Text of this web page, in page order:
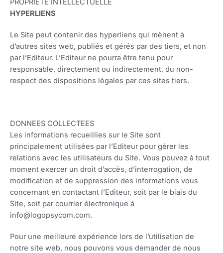
PROPRIETE INTELLECTUELLE
HYPERLIENS
Le Site peut contenir des hyperliens qui mènent à
d’autres sites web, publiés et gérés par des tiers, et non
par l’Editeur. L’Editeur ne pourra être tenu pour
responsable, directement ou indirectement, du non-
respect des dispositions légales par ces sites tiers.
DONNEES COLLECTEES
Les informations recueillies sur le Site sont
principalement utilisées par l’Editeur pour gérer les
relations avec les utilisateurs du Site. Vous pouvez à tout
moment exercer un droit d’accès, d’interrogation, de
modification et de suppression des informations vous
concernant en contactant l’Editeur, soit par le biais du
Site, soit par courrier électronique à
info@logopsycom.com.
Pour une meilleure expérience lors de l’utilisation de
notre site web, nous pouvons vous demander de nous